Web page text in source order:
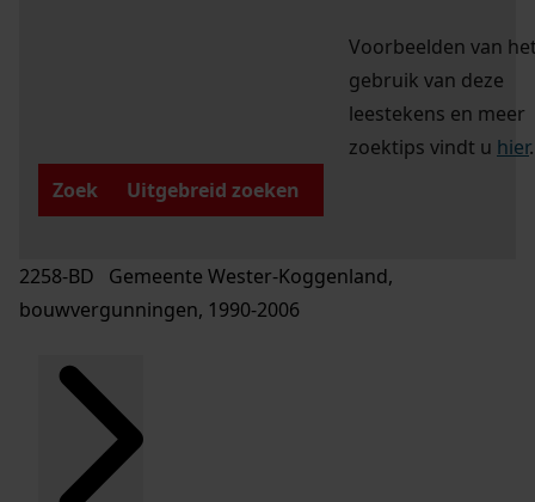
Voorbeelden van
gebruik van deze
leestekens en meer
zoektips vindt u hier.
Zoek
Uitgebreid zoeken
2258-BD Gemeente Wester-Koggenland,
bouwvergunningen, 1990-2006